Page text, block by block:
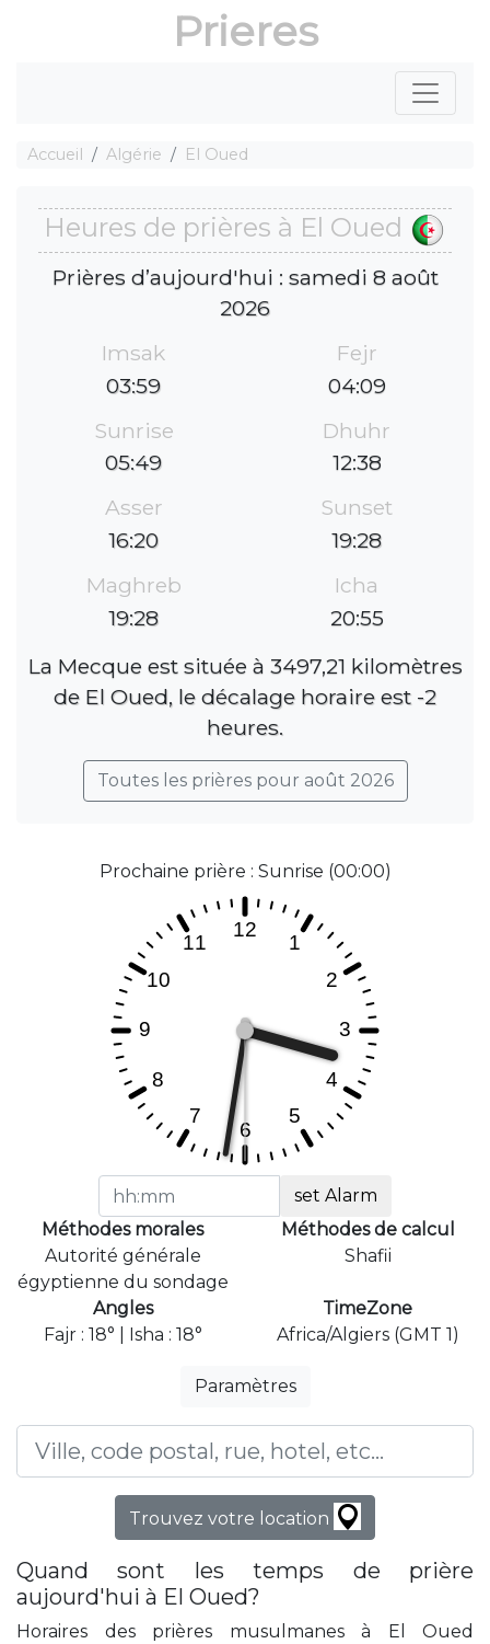
Prieres
Accueil Algérie El Oued
Heures de prières à El Oued
Prières d’aujourd'hui : samedi 8 août
2026
Imsak
03:59
Fejr
04:09
Sunrise
05:49
Dhuhr
12:38
Asser
16:20
Sunset
19:28
Maghreb
19:28
Icha
20:55
La Mecque est située à 3497,21 kilomètres
de El Oued, le décalage horaire est -2
heures.
Toutes les prières pour août 2026
Prochaine prière : Sunrise (00:00)
set Alarm
Méthodes morales
Autorité générale
égyptienne du sondage
Méthodes de calcul
Shafii
Angles
Fajr : 18° | Isha : 18°
TimeZone
Africa/Algiers (GMT 1)
Paramètres
Trouvez votre location
Quand sont les temps de prière
aujourd'hui à El Oued?
Horaires des prières musulmanes à El Oued